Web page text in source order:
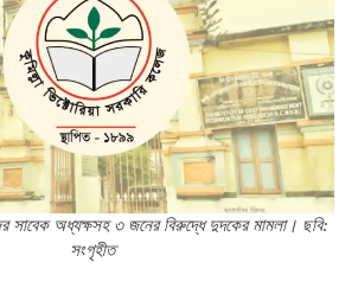
সাবেক অধ্যক্ষসহ ৩ জনের বিরুদ্ধে দুদকের মামলা। ছবি:
সংগৃহীত